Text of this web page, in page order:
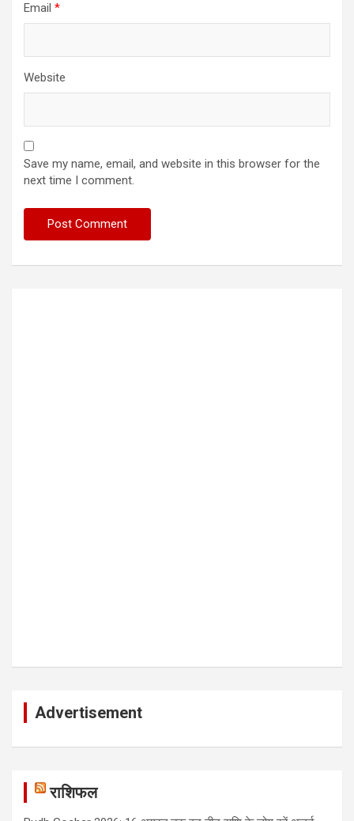
Email *
Website
Save my name, email, and website in this browser for the
next time I comment.
Advertisement
राशिफल